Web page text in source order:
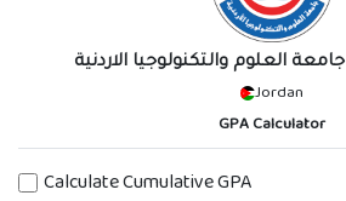
جامعة العلوم والتكنولوجيا الاردنية
Jordan
GPA Calculator
Calculate Cumulative GPA